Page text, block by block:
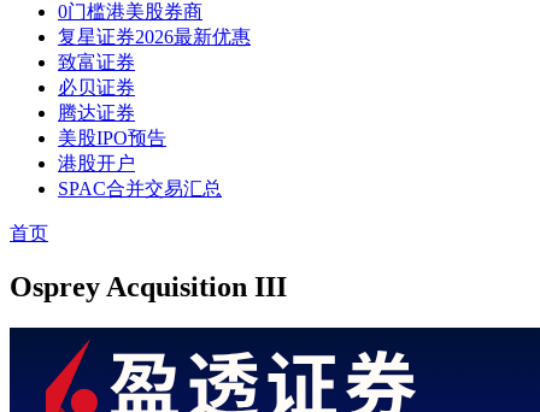
0门槛港美股券商
复星证券2026最新优惠
致富证券
必贝证券
腾达证券
美股IPO预告
港股开户
SPAC合并交易汇总
首页
Osprey Acquisition III